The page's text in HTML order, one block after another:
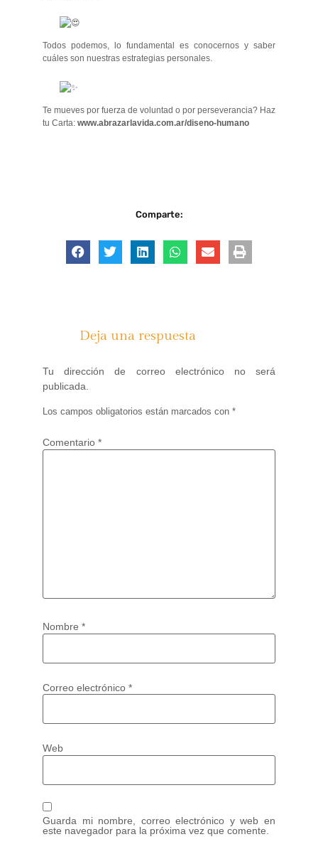
Todos podemos, lo fundamental es conocernos y saber
cuáles son nuestras estrategias personales.
Te mueves por fuerza de voluntad o por perseverancia? Haz
tu Carta: www.abrazarlavida.com.ar/diseno-humano
Comparte:
Deja una respuesta
Tu dirección de correo electrónico no será
publicada.
Los campos obligatorios están marcados con *
Comentario *
Nombre *
Correo electrónico *
Web
Guarda mi nombre, correo electrónico y web en
este navegador para la próxima vez que comente.